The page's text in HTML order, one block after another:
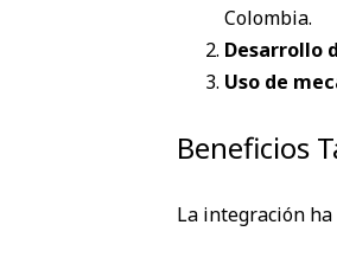
Colombia.
Desarrollo
Uso de
Beneficios
La integración